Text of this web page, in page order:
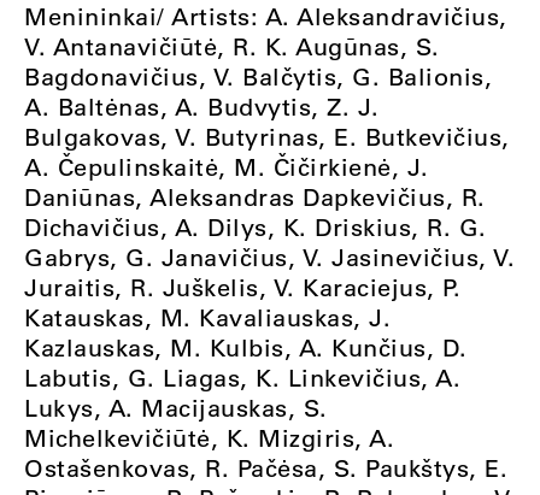
Menininkai/ Artists: A. Aleksandravičius,
V. Antanavičiūtė, R. K. Augūnas, S.
Bagdonavičius, V. Balčytis, G. Balionis,
A. Baltėnas, A. Budvytis, Z. J.
Bulgakovas, V. Butyrinas, E. Butkevičius,
A. Čepulinskaitė, M. Čičirkienė, J.
Daniūnas, Aleksandras Dapkevičius, R.
Dichavičius, A. Dilys, K. Driskius, R. G.
Gabrys, G. Janavičius, V. Jasinevičius, V.
Juraitis, R. Juškelis, V. Karaciejus, P.
Katauskas, M. Kavaliauskas, J.
Kazlauskas, M. Kulbis, A. Kunčius, D.
Labutis, G. Liagas, K. Linkevičius, A.
Lukys, A. Macijauskas, S.
Michelkevičiūtė, K. Mizgiris, A.
Ostašenkovas, R. Pačėsa, S. Paukštys, E.